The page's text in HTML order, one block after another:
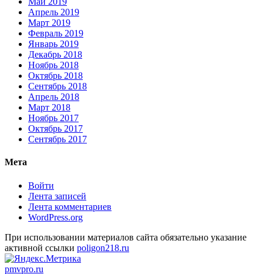
Апрель 2019
Март 2019
Февраль 2019
Январь 2019
Декабрь 2018
Ноябрь 2018
Октябрь 2018
Сентябрь 2018
Апрель 2018
Март 2018
Ноябрь 2017
Октябрь 2017
Сентябрь 2017
Мета
Войти
Лента записей
Лента комментариев
WordPress.org
При использовании материалов сайта обязательно указание
активной ссылки poligon218.ru
pmvpro.ru